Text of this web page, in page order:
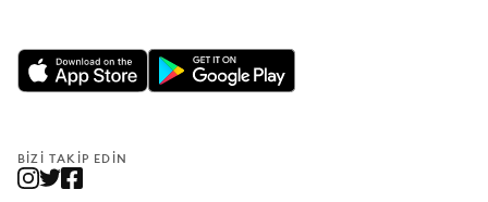
BIZI TAKIP EDIN